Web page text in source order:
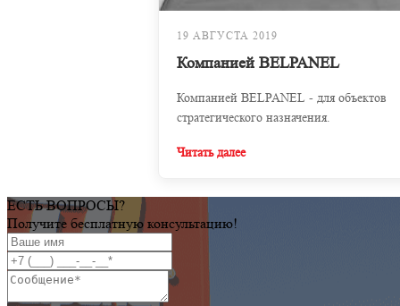
19 АВГУСТА 2019
Компанией BELPANEL
Компанией BELPANEL - для объектов
стратегического назначения.
Читать далее
ЕСТЬ ВОПРОСЫ?
Получите бесплатную консультацию!